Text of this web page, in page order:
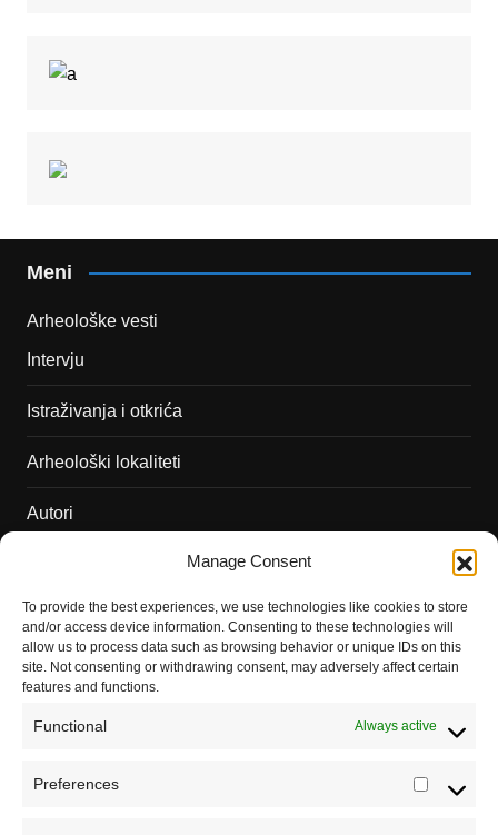
Manage Consent
To provide the best experiences, we use technologies like cookies to store
and/or access device information. Consenting to these technologies will
allow us to process data such as browsing behavior or unique IDs on this
site. Not consenting or withdrawing consent, may adversely affect certain
features and functions.
Functional Always active
Preferences
Meni
Arheološke vesti
Intervju
Istraživanja i otkrića
Arheološki lokaliteti
Autori
Dešavanja
Kontakt
Misija sajta Sve o arheologiji